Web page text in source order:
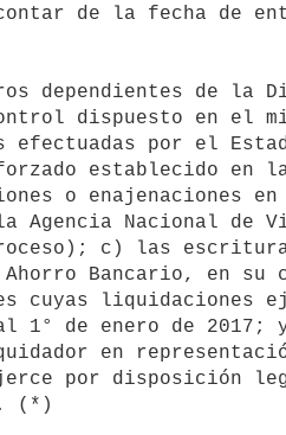
de la fecha de
dispuesto en el
efectuadas por el
establecido en
o enajenaciones
la Agencia Nacional
c) las
Bancario, en
cuyas liquidaciones
1° de enero de
en
por disposición
(*)